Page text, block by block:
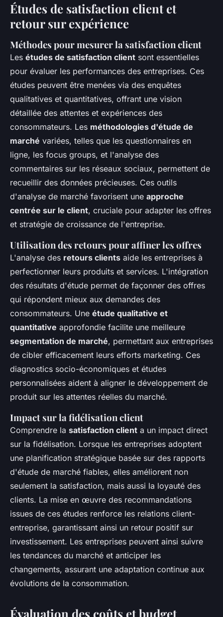
Études de satisfaction client et
retour sur expérience
Méthodes pour mesurer la satisfaction client
Les études de satisfaction client sont essentielles
pour évaluer les performances des entreprises. Ces
études peuvent être menées via des enquêtes
qualitatives et quantitatives, offrant une vision
détaillée des attentes et expériences des
consommateurs. Les méthodologies d'étude de
marché variées, telles que les questionnaires en
ligne, les focus groups, et l'analyse des
commentaires sur les réseaux sociaux, permettent de
recueillir des données précieuses. Ces outils
d'analyse de marché favorisent une approche
centrée sur le client, cruciale pour adapter les offres
et stratégie de croissance de l'entreprise.
Utilisation des retours pour affiner les offres
L'analyse des retours clients aide les entreprises à
perfectionner leurs produits et services. L'intégration
des résultats d'étude permet de façonner des offres
qui répondent mieux aux demandes des
consommateurs. Une étude qualitative et
quantitative approfondie facilite une meilleure
segmentation de marché, permettant aux entreprises
de cibler efficacement leurs efforts marketing. Ces
diagnostics socio-économiques et études
personnalisées aident à aligner le développement de
produit sur les attentes réelles du marché.
Impact sur la fidélisation client
Comprendre la satisfaction client a un impact direct
sur la fidélisation. Lorsque les entreprises adoptent
une planification stratégique basée sur des rapports
d'étude de marché fiables, elles améliorent non
seulement la satisfaction, mais aussi la loyauté des
clients. La mise en œuvre des recommandations
issues de ces études renforce les relations client-
entreprise, garantissant ainsi un retour positif sur
investissement. Les entreprises peuvent ainsi suivre
les tendances du marché et anticiper les
changements, assurant une adaptation continue aux
évolutions de la consommation.
Évaluation des coûts et budget